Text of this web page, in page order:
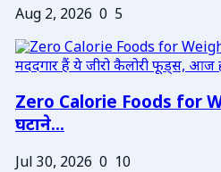
Aug 2, 2026 0 5
Zero Calorie Foods for
घटाने...
Jul 30, 2026 0 10